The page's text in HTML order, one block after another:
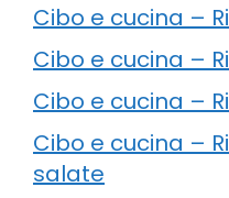
Cibo e cucina –
Cibo e cucina –
Cibo e cucina –
Cibo e cucina –
salate